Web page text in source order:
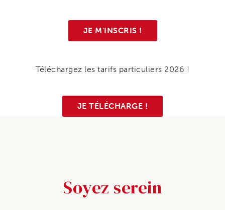
JE M'INSCRIS !
Téléchargez les tarifs particuliers 2026 !
JE TÉLÉCHARGE !
Soyez serein